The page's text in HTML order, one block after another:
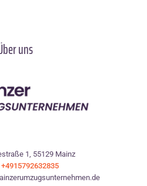
uns
1, 55129 Mainz
+4915792632835